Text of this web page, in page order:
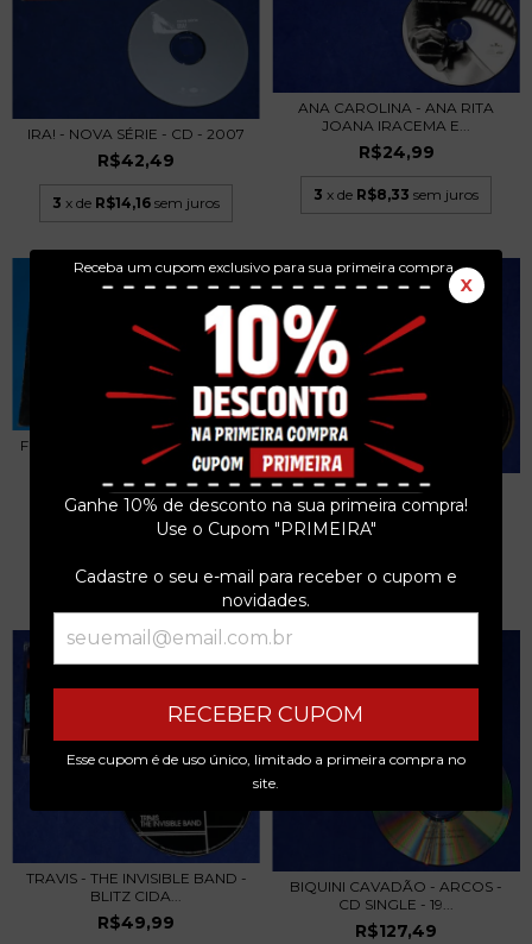
Receba um cupom exclusivo para sua primeira compra.
X
Ganhe 10% de desconto na sua primeira compra!
Use o Cupom "PRIMEIRA"
Cadastre o seu e-mail para receber o cupom e
novidades.
RECEBER CUPOM
Esse cupom é de uso único, limitado a primeira compra no
site.
IRA! - NOVA SÉRIE - CD - 2007
R$42,49
3 x de R$14,16 sem juros
ANA CAROLINA - ANA RITA
JOANA IRACEMA E...
R$24,99
3 x de R$8,33 sem juros
FLOR DE LIS - ROCK BABY VOL.1
- LP - 198...
R$21,25
sem juros
CASA DAS MÁQUINAS - CASA
DE ROCK - CD 19...
R$93,49
3 x deR$31,16 sem juros
TRAVIS - THE INVISIBLE BAND -
BLITZ CIDA...
R$49,99
BIQUINI CAVADÃO - ARCOS -
CD SINGLE - 19...
R$127,49